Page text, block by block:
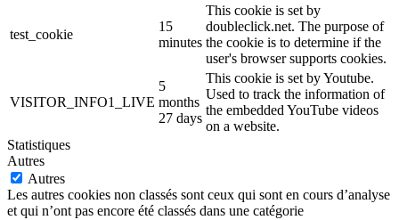
test_cookie
15
minutes
This cookie is set by
doubleclick.net. The purpose of
the cookie is to determine if the
user's browser supports cookies.
VISITOR_INFO1_LIVE
5
months
27 days
This cookie is set by Youtube.
Used to track the information of
the embedded YouTube videos
on a website.
Statistiques
Autres
Autres
Les autres cookies non classés sont ceux qui sont en cours d’analyse
et qui n’ont pas encore été classés dans une catégorie